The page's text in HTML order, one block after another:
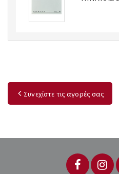
Συνεχίστε τις αγορές σας